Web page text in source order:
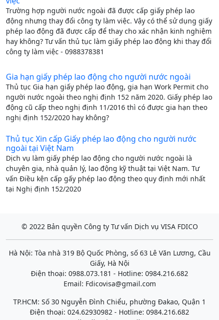
Trường hợp người nước ngoài đã được cấp giấy phép lao
động nhưng thay đổi công ty làm việc. Vậy có thể sử dụng giấy
phép lao động đã được cấp để thay cho xác nhận kinh nghiệm
hay không? Tư vấn thủ tục làm giấy phép lao động khi thay đổi
công ty làm việc - 0988378381
Gia hạn giấy phép lao động cho người nước ngoài
Thủ tục Gia hạn giấy phép lao động, gia hạn Work Permit cho
người nước ngoài theo nghị định 152 năm 2020. Giấy phép lao
động cũ cấp theo nghị định 11/2016 thì có được gia hạn theo
nghị định 152/2020 hay không?
Thủ tục Xin cấp Giấy phép lao động cho người nước
ngoài tại Việt Nam
Dịch vụ làm giấy phép lao động cho người nước ngoài là
chuyên gia, nhà quản lý, lao động kỹ thuật tại Việt Nam. Tư
vấn Điều kện cấp gấy phép lao động theo quy định mới nhất
tại Nghị định 152/2020
© 2022 Bản quyền Công ty Tư vấn Dịch vụ VISA FDICO
Hà Nội: Tòa nhà 319 Bộ Quốc Phòng, số 63 Lê Văn Lương, Cầu
Giấy, Hà Nội
Điện thoại: 0988.073.181 - Hotline: 0984.216.682
Email: Fdicovisa@gmail.com
TP.HCM: Số 30 Nguyễn Đình Chiểu, phường Đakao, Quận 1
Điện thoại: 024.62930982 - Hotline: 0984.216.682